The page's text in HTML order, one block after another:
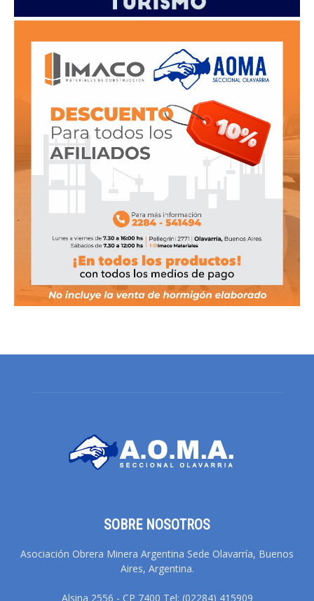
SOBRE NOSOTROS
Asociación Obrera Minera Argentina Sede Olavarría, Buenos
Aires, Argentina.
Alsina 2556 - CP 7400 Tel: (02284) 415909